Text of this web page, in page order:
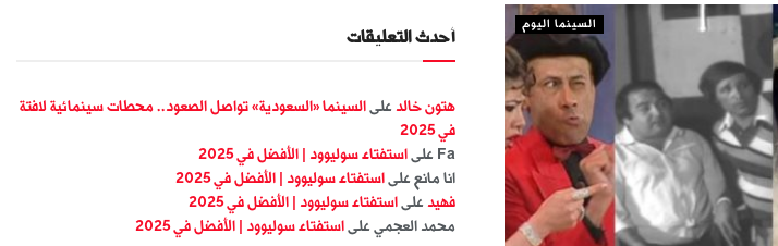
السينما اليوم
أحدث التعليقات
هتون خالد على السينما «السعودية» تواصل الصعود.. محطات سينمائية لافتة
في 2025
Fa على استفتاء سوليوود | الأفضل في 2025
انا مانع على استفتاء سوليوود | الأفضل في 2025
فهيد على استفتاء سوليوود | الأفضل في 2025
محمد العجمي على استفتاء سوليوود | الأفضل في 2025